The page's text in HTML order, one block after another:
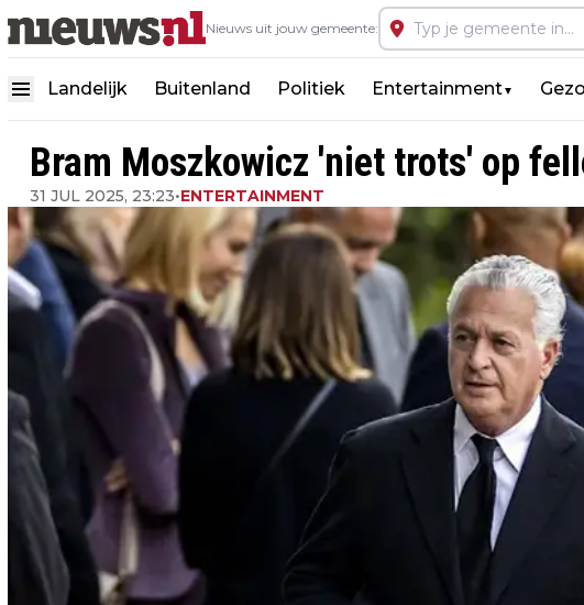
Nieuws uit jouw gemeente:
Landelijk Buitenland Politiek Entertainment▼
Bram Moszkowicz 'niet trots' op
31 JUL 2025, 23:23•ENTERTAINMENT